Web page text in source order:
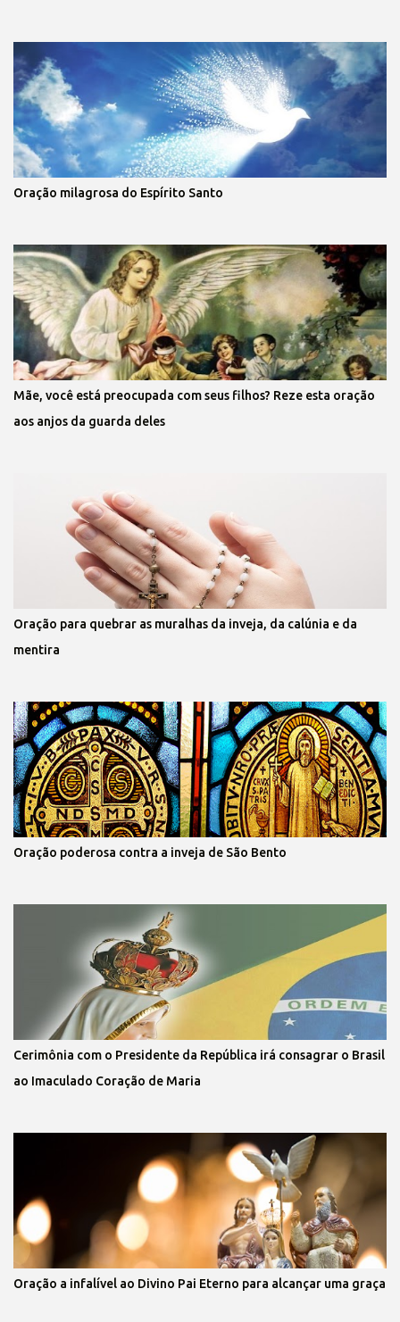
Oração milagrosa do Espírito Santo
Mãe, você está preocupada com seus filhos? Reze esta oração
aos anjos da guarda deles
Oração para quebrar as muralhas da inveja, da calúnia e da
mentira
Oração poderosa contra a inveja de São Bento
Cerimônia com o Presidente da República irá consagrar o Brasil
ao Imaculado Coração de Maria
Oração a infalível ao Divino Pai Eterno para alcançar uma graça